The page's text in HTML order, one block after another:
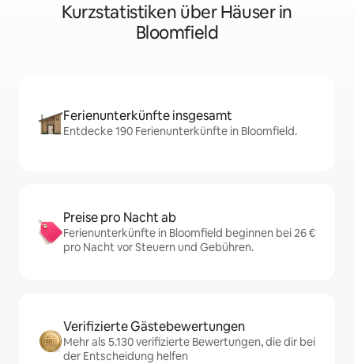
Kurzstatistiken über Häuser in
Bloomfield
Ferienunterkünfte insgesamt
Entdecke 190 Ferienunterkünfte in Bloomfield.
Preise pro Nacht ab
Ferienunterkünfte in Bloomfield beginnen bei 26 €
pro Nacht vor Steuern und Gebühren.
Verifizierte Gästebewertungen
Mehr als 5.130 verifizierte Bewertungen, die dir bei
der Entscheidung helfen